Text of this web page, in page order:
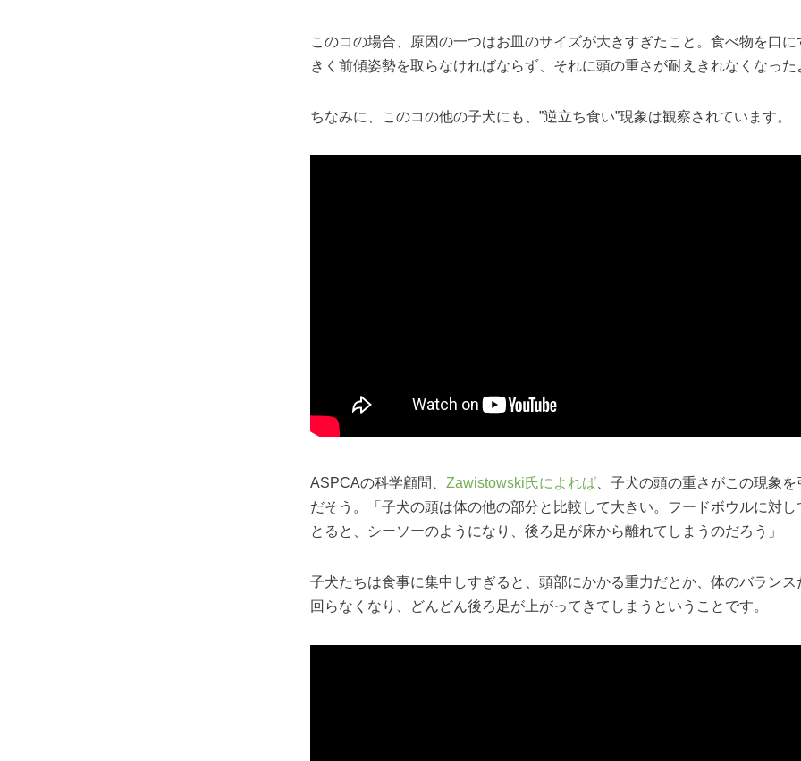
このコの場合、原因の一つはお皿のサイズが大きすぎたこと。食べ物を口に
きく前傾姿勢を取らなければならず、それに頭の重さが耐えきれなくなった
ちなみに、このコの他の子犬にも、”逆立ち食い”現象は観察されています。
ASPCAの科学顧問、 Zawistowski氏によれば 、子犬の頭の重さがこの現象
だそう。「子犬の頭は体の他の部分と比較して大きい。フードボウルに対し
とると、シーソーのようになり、後ろ足が床から離れてしまうのだろう」
子犬たちは食事に集中しすぎると、頭部にかかる重力だとか、体のバランス
回らなくなり、どんどん後ろ足が上がってきてしまうということです。